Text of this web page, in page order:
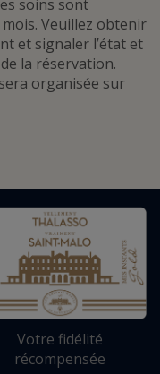
soins sont
Veuillez obtenir
et signaler l’état et
la réservation.
organisée sur
Votre fidélité
récompensée